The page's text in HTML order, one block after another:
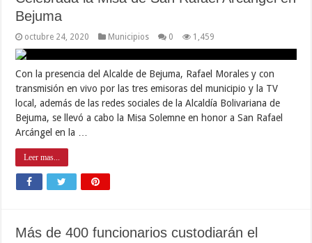
Bejuma
octubre 24, 2020 Municipios 0 1,459
Con la presencia del Alcalde de Bejuma, Rafael Morales y con
transmisión en vivo por las tres emisoras del municipio y la TV
local, además de las redes sociales de la Alcaldía Bolivariana de
Bejuma, se llevó a cabo la Misa Solemne en honor a San Rafael
Arcángel en la …
Leer mas...
Más de 400 funcionarios custodiarán el